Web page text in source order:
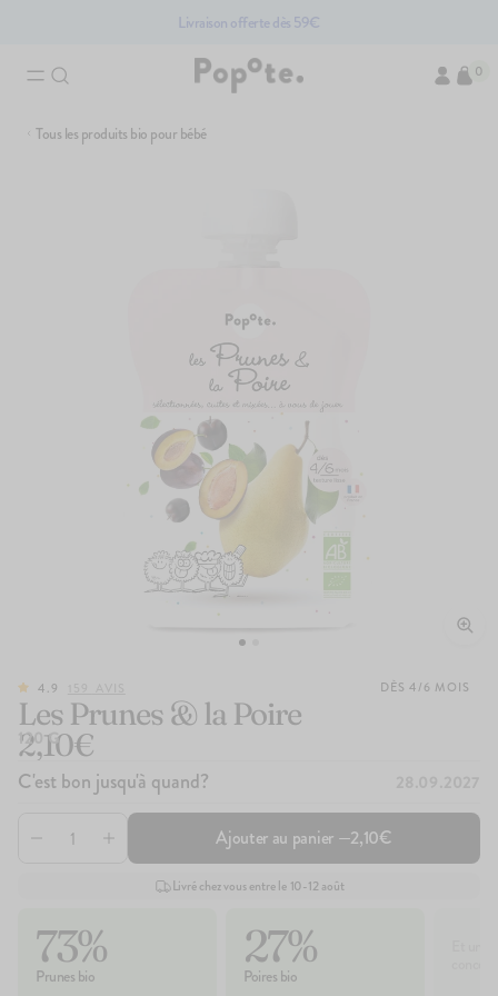
Livraison offerte dès 59€
0
Tous les produits bio pour bébé
4.9 DÈS 4/6 MOIS
Les Prunes & la Poire
2,10€
120 G
C'est bon jusqu'à quand?
Ajouter au panier —2,10€
Livré chez vous entre le 10-12 août
73%
Prunes bio
27%
Poires bio